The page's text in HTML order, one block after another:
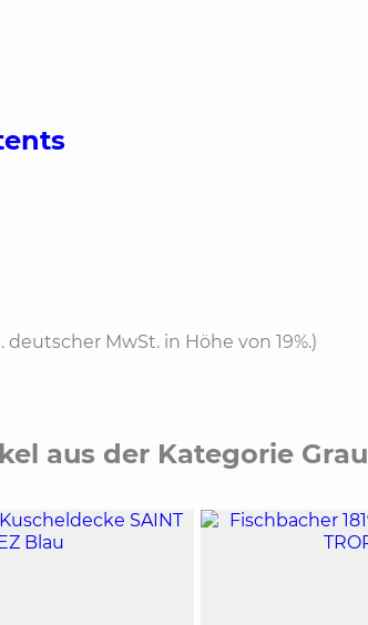
deutscher MwSt. in Höhe von 19%.)
aus der Kategorie Grau